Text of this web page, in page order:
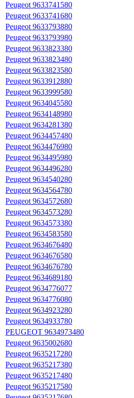
Peugeot 9633741580
Peugeot 9633741680
Peugeot 9633793880
Peugeot 9633793980
Peugeot 9633823380
Peugeot 9633823480
Peugeot 9633823580
Peugeot 9633912880
Peugeot 9633999580
Peugeot 9634045580
Peugeot 9634148980
Peugeot 9634281380
Peugeot 9634457480
Peugeot 9634476980
Peugeot 9634495980
Peugeot 9634496280
Peugeot 9634540280
Peugeot 9634564780
Peugeot 9634572680
Peugeot 9634573280
Peugeot 9634573380
Peugeot 9634583580
Peugeot 9634676480
Peugeot 9634676580
Peugeot 9634676780
Peugeot 9634689180
Peugeot 9634776077
Peugeot 9634776080
Peugeot 9634923280
Peugeot 9634933780
PEUGEOT 9634973480
Peugeot 9635002680
Peugeot 9635217280
Peugeot 9635217380
Peugeot 9635217480
Peugeot 9635217580